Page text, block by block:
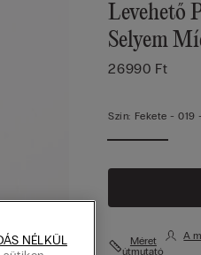
Levehető
Selyem
26990 Ft
Szín: Fekete -019
Méret
útmutató
A
NÉLKÜL